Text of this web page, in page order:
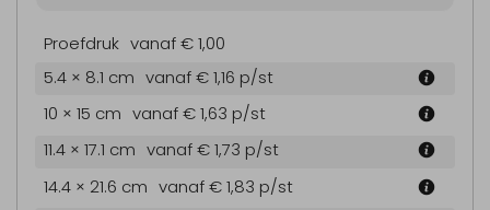
Proefdruk vanaf € 1,00
5.4 × 8.1 cm vanaf € 1,16 p/st
10 × 15 cm vanaf € 1,63 p/st
11.4 × 17.1 cm vanaf € 1,73 p/st
14.4 × 21.6 cm vanaf € 1,83 p/st